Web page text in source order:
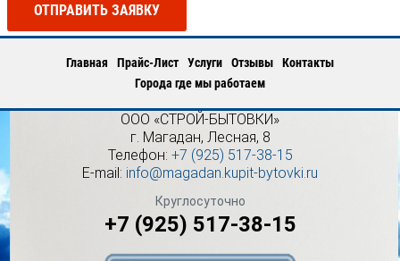
ОТПРАВИТЬ ЗАЯВКУ
Главная Прайс-Лист Услуги Отзывы
Контакты
Города где мы работаем
ООО «СТРОЙ-БЫТОВКИ»
г. Магадан, Лесная, 8
Телефон: +7 (925) 517-38-15
E-mail: info@magadan.kupit-bytovki.ru
Круглосуточно
+7 (925) 517-38-15